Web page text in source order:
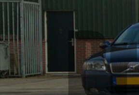
Skip